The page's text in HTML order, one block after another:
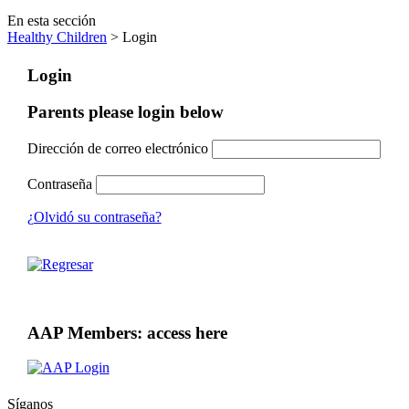
En esta sección
Healthy Children > Login
Login
Parents please login below
Dirección de correo electrónico
Contraseña
¿Olvidó su contraseña?
AAP Members: access here
Síganos